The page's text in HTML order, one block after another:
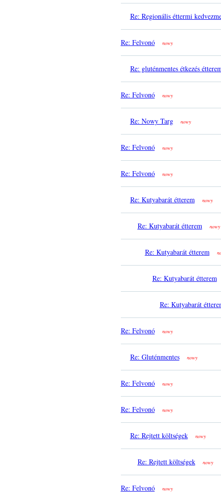
Re: Regionális éttermi
Re: Felvonó nowy
Re: gluténmentes étkezés
Re: Felvonó nowy
Re: Nowy Targ nowy
Re: Felvonó nowy
Re: Felvonó nowy
Re: Kutyabarát étterem nowy
Re: Kutyabarát étterem nowy
Re: Kutyabarát étterem
Re: Kutyabarát étterem
Re: Kutyabarát
Re: Felvonó nowy
Re: Gluténmentes nowy
Re: Felvonó nowy
Re: Felvonó nowy
Re: Rejtett költségek nowy
Re: Rejtett költségek nowy
Re: Felvonó nowy